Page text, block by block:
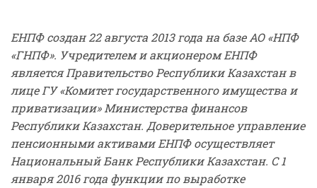
ЕНПФ создан 22 августа 2013 года на базе АО «НПФ
«ГНПФ». Учредителем и акционером ЕНПФ
является Правительство Республики Казахстан в
лице ГУ «Комитет государственного имущества и
приватизации» Министерства финансов
Республики Казахстан. Доверительное управление
пенсионными активами ЕНПФ осуществляет
Национальный Банк Республики Казахстан. С 1
января 2016 года функции по выработке